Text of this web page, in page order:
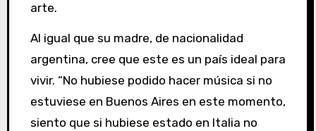
arte.
Al igual que su madre, de nacionalidad
argentina, cree que este es un país ideal para
vivir. “No hubiese podido hacer música si no
estuviese en Buenos Aires en este momento,
siento que si hubiese estado en Italia no